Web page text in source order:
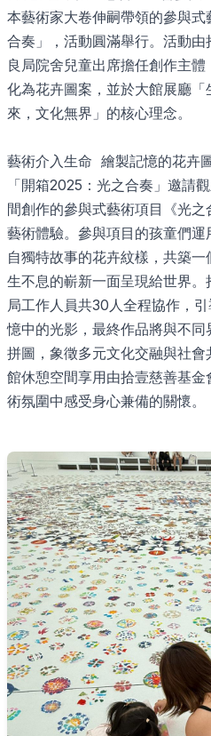
本藝術家大卷伸嗣帶領的參與
合奏」，活動圓滿舉行。活動
良局院舍兒童出席擔任創作主
化為花卉圖案，並於大館展廳
來，文化無界」的核心理念。
藝術介入生命 繪製記憶的花卉
「開箱2025：光之合奏」邀請
間創作的參與式藝術項目《光
藝術體驗。參與項目的孩童們
自獨特故事的花卉紋樣，共築
生不息的嶄新一面呈現給世界
局工作人員共30人全程協作，
憶中的光影，最終作品將與不
拼圖，象徵多元文化交融與社
館休憩空間享用由拾壹慈善基
術氛圍中感受身心兼備的關懷。